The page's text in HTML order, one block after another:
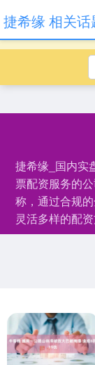
捷希缘_国内实
票配资服务的
称，通过合规
灵活多样的配
捷希缘 相关话